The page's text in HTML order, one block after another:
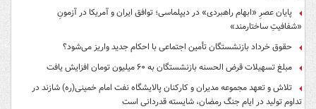
پایان عصرِ «ابهام راهبردی» در دیپلماسی؛ توافق ایران و آمریکا در آزمونِ
«شفافیتِ ساختارمند»
حقوق خرداد بازنشستگان تأمین اجتماعی با احکام جدید واریز می‌شود؟
مبلغ تسهیلات قرض الحسنه بازنشستگان به ۶۰ میلیون تومان افزایش یافت
تلاش و تعهد مجموعه مدیران و کارکنان پالایشگاه نفت امام خمینی(ره) شازند در
تداوم تولید در ایام جنگ رمضان، شایسته قدردانی است